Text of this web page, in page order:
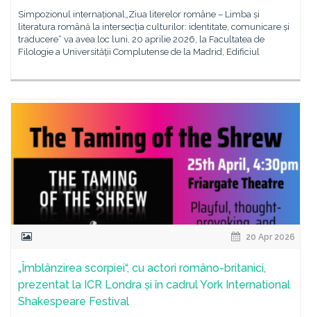
Simpozionul internațional„Ziua literelor române – Limba și
literatura română la intersecția culturilor: identitate, comunicare și
traducere“ va avea loc luni, 20 aprilie 2026, la Facultatea de
Filologie a Universității Complutense de la Madrid, Edificiul
20 Apr 2026
„Îmblânzirea scorpiei“, cu actori româno-britanici,
prezentat la ICR Londra și în cadrul York International
Shakespeare Festival